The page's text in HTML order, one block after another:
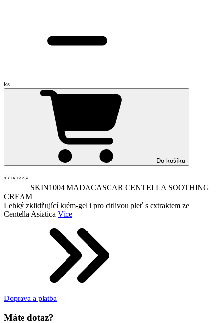
ks
Do košíku
SKIN1004 MADACASCAR CENTELLA SOOTHING
CREAM
Lehký zklidňující krém-gel i pro citlivou pleť s extraktem ze
Centella Asiatica Více
Doprava a platba
Máte dotaz?